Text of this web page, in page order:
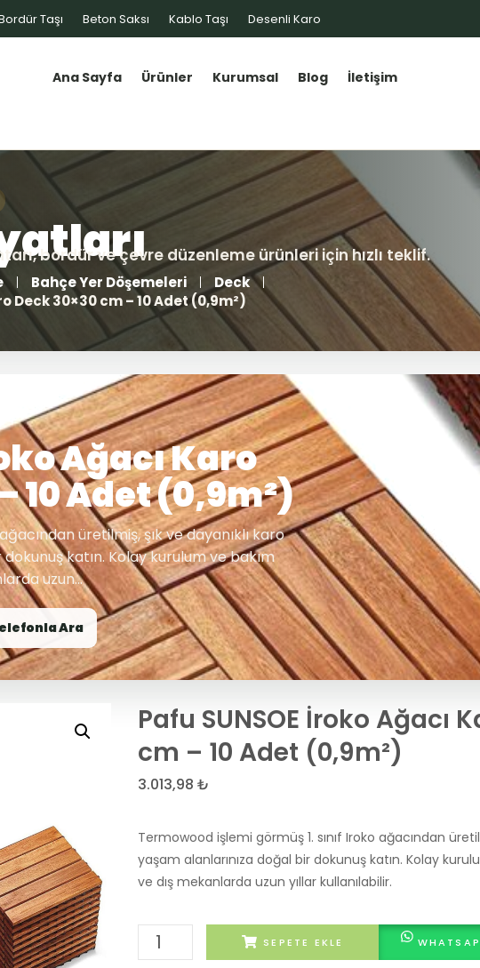
Taşı Beton Saksı Kablo Taşı Desenli Karo
Ana Sayfa Ürünler Kurumsal Blog İletişim
Bahçe Yer Döşemeleri
Deck
Deck 30×30 cm – 10 Adet (0,9m²)
Ağacı Karo
10 Adet (0,9m²)
üretilmiş, şık ve dayanıklı karo
katın. Kolay kurulum ve bakım
uzun...
Ara
Pafu SUNSOE İroko Ağacı
cm – 10 Adet (0,9m²)
3.013,98 ₺
Termowood işlemi görmüş 1. sınıf Iroko ağacından
yaşam alanlarınıza doğal bir dokunuş katın. Kolay
ve dış mekanlarda uzun yıllar kullanılabilir.
Pafu
SUNSOE
SEPETE EKLE